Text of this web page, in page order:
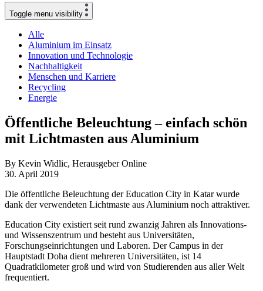
Toggle menu visibility
Alle
Aluminium im Einsatz
Innovation und Technologie
Nachhaltigkeit
Menschen und Karriere
Recycling
Energie
Öffentliche Beleuchtung – einfach schön
mit Lichtmasten aus Aluminium
By Kevin Widlic, Herausgeber Online
30. April 2019
Die öffentliche Beleuchtung der Education City in Katar wurde
dank der verwendeten Lichtmaste aus Aluminium noch attraktiver.
Education City existiert seit rund zwanzig Jahren als Innovations-
und Wissenszentrum und besteht aus Universitäten,
Forschungseinrichtungen und Laboren. Der Campus in der
Hauptstadt Doha dient mehreren Universitäten, ist 14
Quadratkilometer groß und wird von Studierenden aus aller Welt
frequentiert.